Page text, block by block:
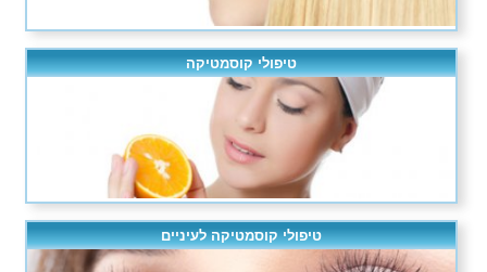
טיפולי קוסמטיקה
טיפולי קוסמטיקה לעיניים